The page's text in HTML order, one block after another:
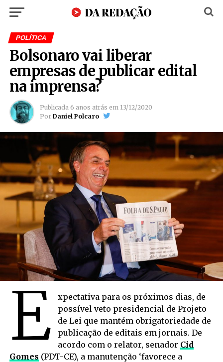
POLÍTICA
Bolsonaro vai liberar
empresas de publicar edital
na imprensa?
Publicada 6 anos atrás em 13/12/2020
Por Daniel Polcaro
E
xpectativa para os próximos dias, de
possível veto presidencial de Projeto
de Lei que mantém obrigatoriedade de
publicação de editais em jornais. De
acordo com o relator, senador Cid
Gomes (PDT-CE), a manutenção ‘favorece a